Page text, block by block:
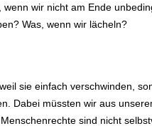
wir nicht am Ende
Was, wenn wir lächeln?
sie einfach verschwinden,
Dabei müssten wir aus
sind nicht